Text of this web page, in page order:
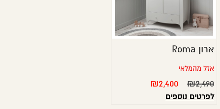
ארון Roma
אזל מהמלאי
₪2,490
₪2,400
לפרטים נוספים